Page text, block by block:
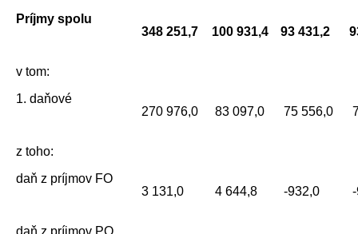
Príjmy spolu
348 251,7
100 931,4 93 431,2
v tom:
1. daňové
270 976,0
83 097,0 75 556,0
z toho:
daň z príjmov FO
3 131,0
4 644,8 -932,0
daň z príjmov PO